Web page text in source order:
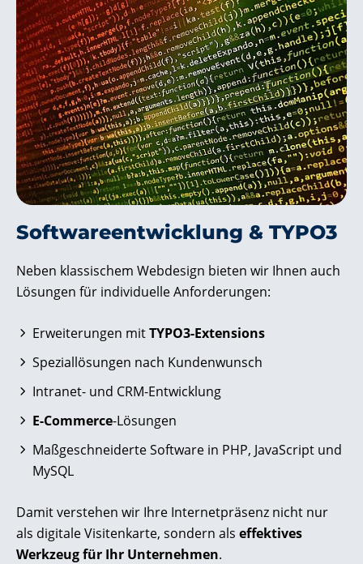
Software­entwicklung & TYPO3
Neben klassischem Webdesign bieten wir Ihnen auch
Lösungen für individuelle Anforderungen:
Erweiterungen mitTYPO3-Extensions
Speziallösungen nach Kundenwunsch
Intranet- und CRM-Entwicklung
E-Commerce-Lösungen
Maßgeschneiderte Software in PHP, JavaScript und
MySQL
Damit verstehen wir Ihre Internetpräsenz nicht nur
als digitale Visitenkarte, sondern als effektives
Werkzeug für Ihr Unternehmen.